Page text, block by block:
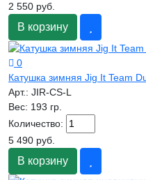
2 550 руб.
В корзину
0
Катушка зимняя Jig It Team
Арт.: JIR-CS-L
Вес: 193 гр.
Количество:
5 490 руб.
В корзину